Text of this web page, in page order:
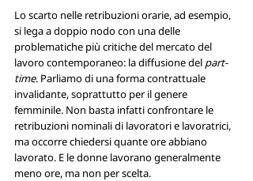
Lo scarto nelle retribuzioni orarie, ad esempio,
si lega a doppio nodo con una delle
problematiche più critiche del mercato del
lavoro contemporaneo: la diffusione del part-
time. Parliamo di una forma contrattuale
invalidante, soprattutto per il genere
femminile. Non basta infatti confrontare le
retribuzioni nominali di lavoratori e lavoratrici,
ma occorre chiedersi quante ore abbiano
lavorato. E le donne lavorano generalmente
meno ore, ma non per scelta.